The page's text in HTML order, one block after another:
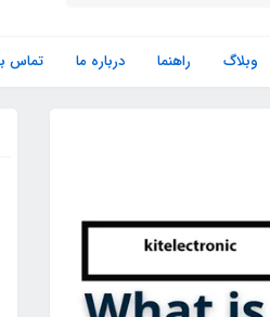
وبلاگ راهنما درباره ما تماس